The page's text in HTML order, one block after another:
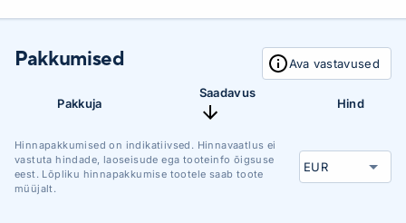
Pakkumised Ava vastavused
Pakkuja
Saadavus
Hind
Hinnapakkumised on indikatiivsed. Hinnavaatlus ei
vastuta hindade, laoseisude ega tooteinfo õigsuse
eest. Lõpliku hinnapakkumise tootele saab toote
müüjalt.